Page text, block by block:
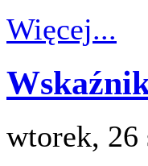
Więcej...
wtorek, 26